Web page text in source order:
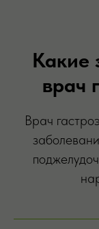
Какие
врач
Врач